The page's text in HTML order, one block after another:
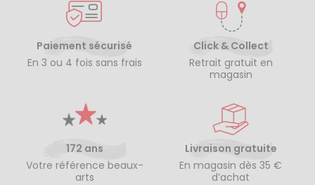
Paiement sécurisé
En 3 ou 4 fois sans frais
Click & Collect
Retrait gratuit en
magasin
172 ans
Votre référence beaux-
arts
Livraison gratuite
En magasin dès 35 €
d’achat